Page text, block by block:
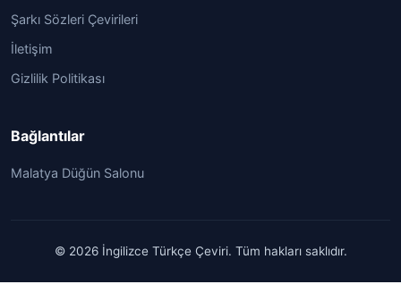
Şarkı Sözleri Çevirileri
İletişim
Gizlilik Politikası
Bağlantılar
Malatya Düğün Salonu
© 2026 İngilizce Türkçe Çeviri. Tüm hakları saklıdır.